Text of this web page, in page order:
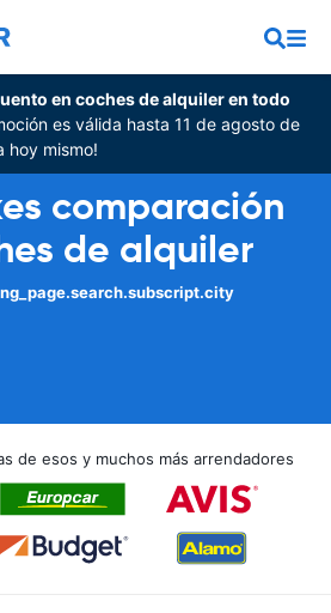
en coches de alquiler en todo
es válida hasta 11 de agosto de
hoy mismo!
comparación
de alquiler
de esos y muchos más arrendadores